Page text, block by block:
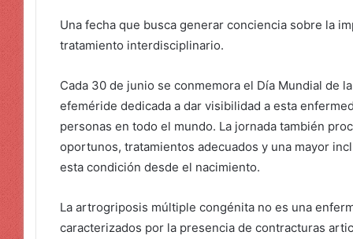
Una fecha que busca generar conciencia sobre la
tratamiento interdisciplinario.
Cada 30 de junio se conmemora el Día Mundial de
efeméride dedicada a dar visibilidad a esta
personas en todo el mundo. La jornada también
oportunos, tratamientos adecuados y una mayor
esta condición desde el nacimiento.
La artrogriposis múltiple congénita no es una
caracterizados por la presencia de contracturas